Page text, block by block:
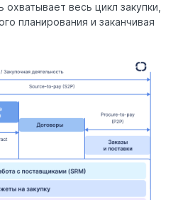
весь цикл закупки,
планирования и заканчивая